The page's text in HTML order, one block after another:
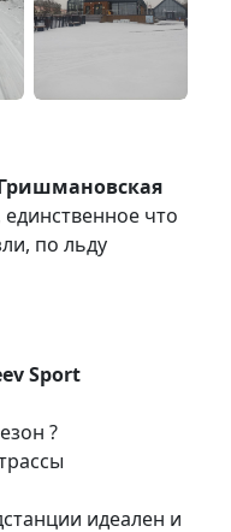
что
по льду
Sport
?
идеален и